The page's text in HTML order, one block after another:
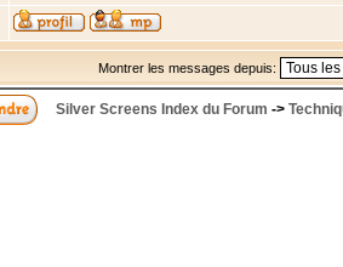
Montrer les messages depuis:
Silver Screens Index du Forum ->